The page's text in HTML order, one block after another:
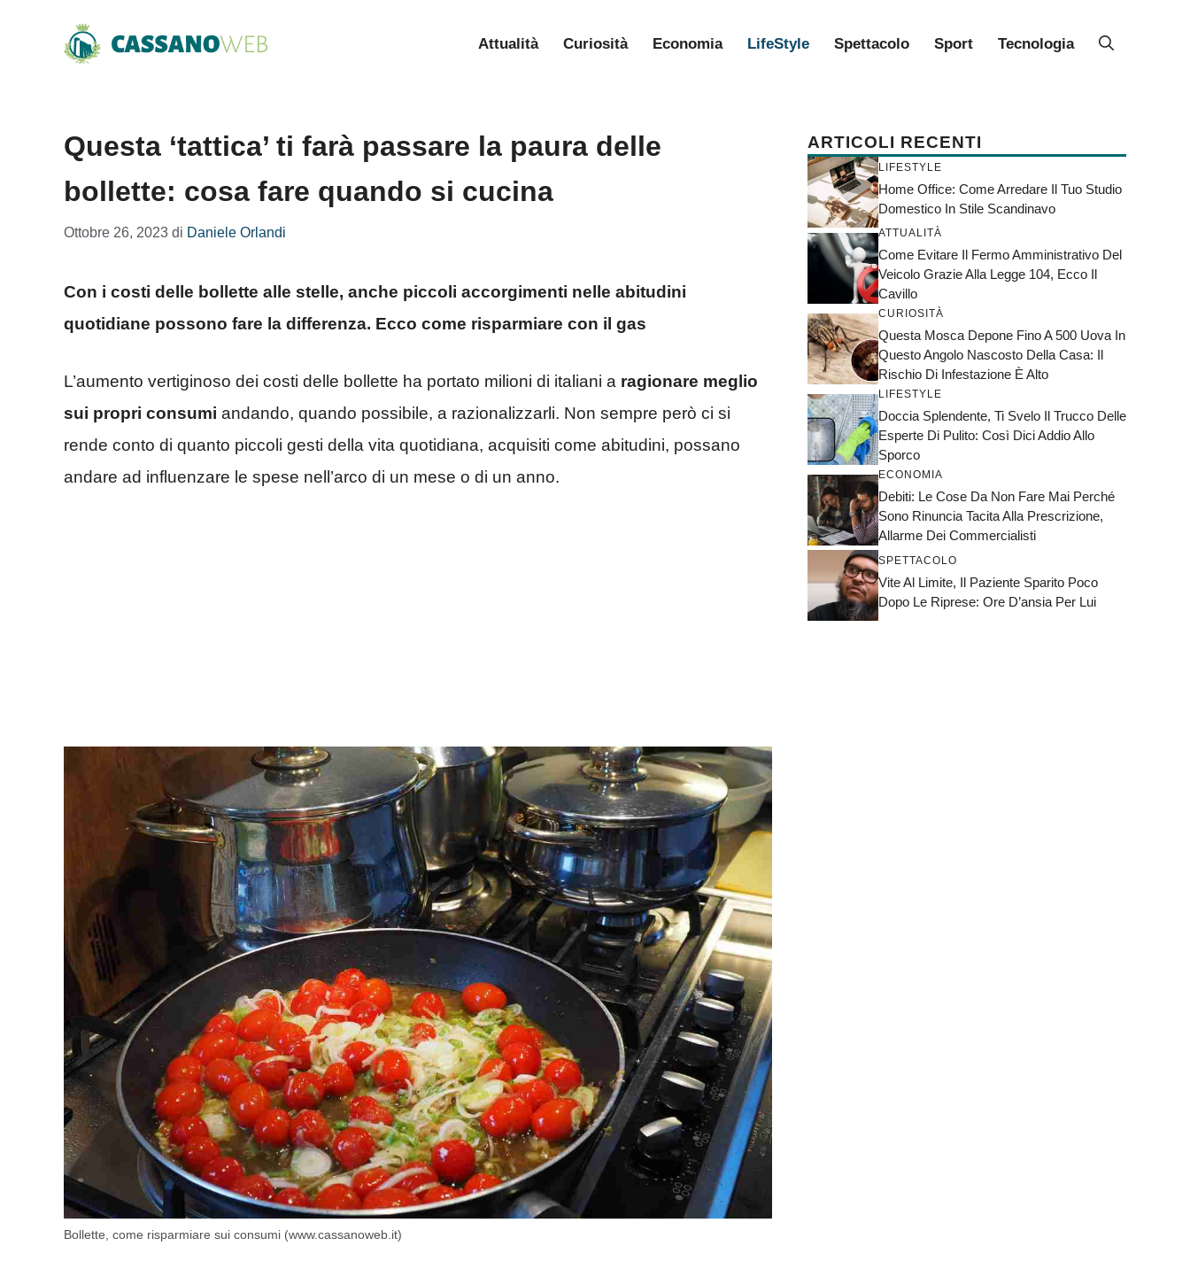
Attualità Curiosità Economia LifeStyle Spettacolo Sport Tecnologia
Questa ‘tattica’ ti farà passare la paura delle
bollette: cosa fare quando si cucina
Ottobre 26, 2023 di Daniele Orlandi
Con i costi delle bollette alle stelle, anche piccoli accorgimenti nelle abitudini
quotidiane possono fare la differenza. Ecco come risparmiare con il gas
L’aumento vertiginoso dei costi delle bollette ha portato milioni di italiani a ragionare meglio
sui propri consumi andando, quando possibile, a razionalizzarli. Non sempre però ci si
rende conto di quanto piccoli gesti della vita quotidiana, acquisiti come abitudini, possano
andare ad influenzare le spese nell’arco di un mese o di un anno.
Bollette, come risparmiare sui consumi (www.cassanoweb.it)
ARTICOLI RECENTI
LIFESTYLE
Home Office: Come Arredare Il Tuo Studio
Domestico In Stile Scandinavo
ATTUALITÀ
Come Evitare Il Fermo Amministrativo Del
Veicolo Grazie Alla Legge 104, Ecco Il
Cavillo
CURIOSITÀ
Questa Mosca Depone Fino A 500 Uova In
Questo Angolo Nascosto Della Casa: Il
Rischio Di Infestazione È Alto
LIFESTYLE
Doccia Splendente, Ti Svelo Il Trucco Delle
Esperte Di Pulito: Così Dici Addio Allo
Sporco
ECONOMIA
Debiti: Le Cose Da Non Fare Mai Perché
Sono Rinuncia Tacita Alla Prescrizione,
Allarme Dei Commercialisti
SPETTACOLO
Vite Al Limite, Il Paziente Sparito Poco
Dopo Le Riprese: Ore D’ansia Per Lui